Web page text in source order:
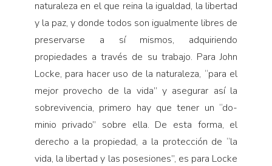
naturaleza en el que reina la igualdad, la libertad
y la paz, y donde todos son igualmente libres de
preservarse a sí mismos, adquiriendo
propiedades a través de su trabajo. Para John
Locke, para hacer uso de la natu­raleza, “para el
mejor provecho de la vida” y asegurar así la
sobrevivencia, primero hay que tener un “do­
minio privado” sobre ella. De esta forma, el
derecho a la propiedad, a la protección de “la
vida, la libertad y las posesiones”, es para Locke